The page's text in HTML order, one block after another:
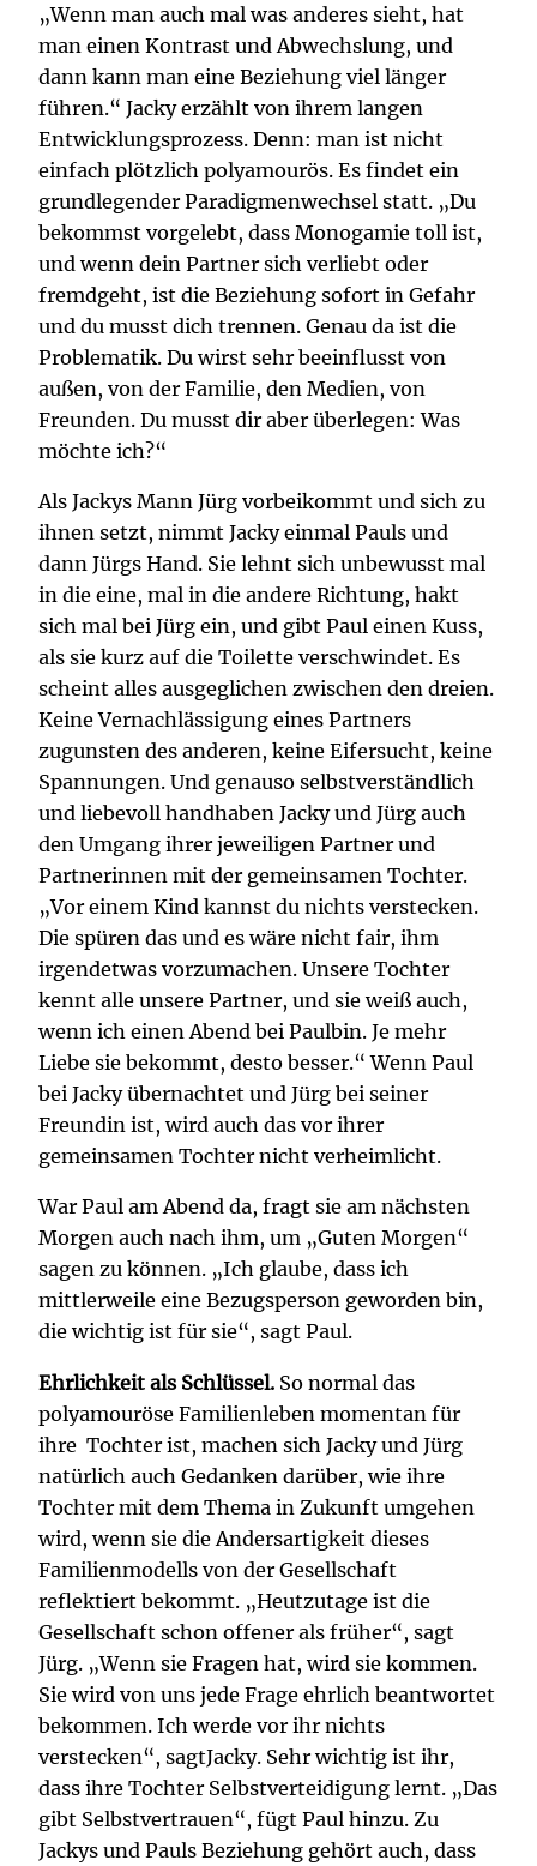
„Wenn man auch mal was anderes sieht, hat
man einen Kontrast und Abwechslung, und
dann kann man eine Beziehung viel länger
führen.“ Jacky erzählt von ihrem langen
Entwicklungsprozess. Denn: man ist nicht
einfach plötzlich polyamourös. Es findet ein
grundlegender Paradigmenwechsel statt. „Du
bekommst vorgelebt, dass Monogamie toll ist,
und wenn dein Partner sich verliebt oder
fremdgeht, ist die Beziehung sofort in Gefahr
und du musst dich trennen. Genau da ist die
Problematik. Du wirst sehr beeinflusst von
außen, von der Familie, den Medien, von
Freunden. Du musst dir aber überlegen: Was
möchte ich?“
Als Jackys Mann Jürg vorbeikommt und sich zu
ihnen setzt, nimmt Jacky einmal Pauls und
dann Jürgs Hand. Sie lehnt sich unbewusst mal
in die eine, mal in die andere Richtung, hakt
sich mal bei Jürg ein, und gibt Paul einen Kuss,
als sie kurz auf die Toilette verschwindet. Es
scheint alles ausgeglichen zwischen den dreien.
Keine Vernachlässigung eines Partners
zugunsten des anderen, keine Eifersucht, keine
Spannungen. Und genauso selbstverständlich
und liebevoll handhaben Jacky und Jürg auch
den Umgang ihrer jeweiligen Partner und
Partnerinnen mit der gemeinsamen Tochter.
„Vor einem Kind kannst du nichts verstecken.
Die spüren das und es wäre nicht fair, ihm
irgendetwas vorzumachen. Unsere Tochter
kennt alle unsere Partner, und sie weiß auch,
wenn ich einen Abend bei Paulbin. Je mehr
Liebe sie bekommt, desto besser.“ Wenn Paul
bei Jacky übernachtet und Jürg bei seiner
Freundin ist, wird auch das vor ihrer
gemeinsamen Tochter nicht verheimlicht.
War Paul am Abend da, fragt sie am nächsten
Morgen auch nach ihm, um „Guten Morgen“
sagen zu können. „Ich glaube, dass ich
mittlerweile eine Bezugsperson geworden bin,
die wichtig ist für sie“, sagt Paul.
Ehrlichkeit als Schlüssel. So normal das
polyamouröse Familienleben momentan für
ihre Tochter ist, machen sich Jacky und Jürg
natürlich auch Gedanken darüber, wie ihre
Tochter mit dem Thema in Zukunft umgehen
wird, wenn sie die Andersartigkeit dieses
Familienmodells von der Gesellschaft
reflektiert bekommt. „Heutzutage ist die
Gesellschaft schon offener als früher“, sagt
Jürg. „Wenn sie Fragen hat, wird sie kommen.
Sie wird von uns jede Frage ehrlich beantwortet
bekommen. Ich werde vor ihr nichts
verstecken“, sagtJacky. Sehr wichtig ist ihr,
dass ihre Tochter Selbstverteidigung lernt. „Das
gibt Selbstvertrauen“, fügt Paul hinzu. Zu
Jackys und Pauls Beziehung gehört auch, dass